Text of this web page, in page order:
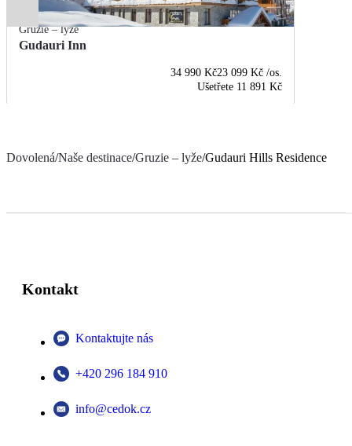
Gruzie – lyže
Gudauri Inn
34 990 Kč23 099 Kč /os.
Ušetřete 11 891 Kč
Dovolená/Naše destinace/Gruzie – lyže/Gudauri Hills Residence
Kontakt
Kontaktujte nás
+420 296 184 910
info@cedok.cz